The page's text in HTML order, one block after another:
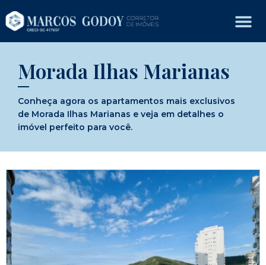
Morada Ilhas Marianas
Conheça agora os apartamentos mais exclusivos
de Morada Ilhas Marianas e veja em detalhes o
imóvel perfeito para você.